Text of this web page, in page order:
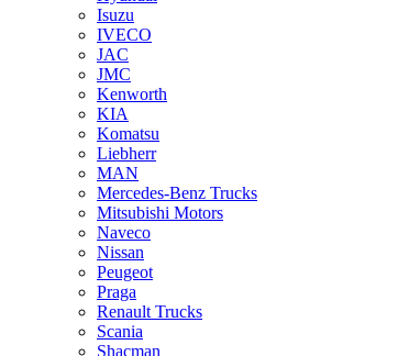
Isuzu
IVECO
JAC
JMC
Kenworth
KIA
Komatsu
Liebherr
MAN
Mercedes-Benz Trucks
Mitsubishi Motors
Naveco
Nissan
Peugeot
Praga
Renault Trucks
Scania
Shacman